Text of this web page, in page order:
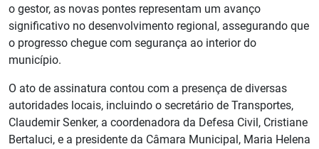
o gestor, as novas pontes representam um avanço
significativo no desenvolvimento regional, assegurando que
o progresso chegue com segurança ao interior do
município.
O ato de assinatura contou com a presença de diversas
autoridades locais, incluindo o secretário de Transportes,
Claudemir Senker, a coordenadora da Defesa Civil, Cristiane
Bertaluci, e a presidente da Câmara Municipal, Maria Helena